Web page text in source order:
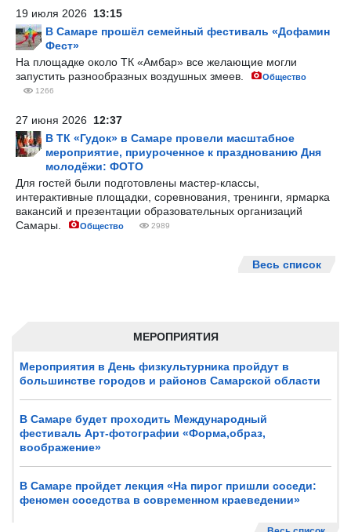
МЕРОПРИЯТИЯ
Мероприятия в День физкультурника пройдут в
большинстве городов и районов Самарской области
В Самаре будет проходить Международный
фестиваль Арт-фотографии «Форма,образ,
воображение»
В Самаре пройдет лекция «На пирог пришли соседи:
феномен соседства в современном краеведении»
19 июля 2026 13:15
В Самаре прошёл семейный фестиваль «Дофамин
Фест»
На площадке около ТК «Амбар» все желающие могли
запустить разнообразных воздушных змеев.
Общество
1266
27 июня 2026 12:37
В ТК «Гудок» в Самаре провели масштабное
мероприятие, приуроченное к празднованию Дня
молодёжи: ФОТО
Для гостей были подготовлены мастер-классы,
интерактивные площадки, соревнования, тренинги, ярмарка
вакансий и презентации образовательных организаций
Самары.
Общество 2989
Весь список